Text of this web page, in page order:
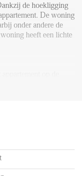
de hoekligging
De woning
onder andere de
heeft een lichte
grote
oud en sluit mooi
waar je in
tot het achterste